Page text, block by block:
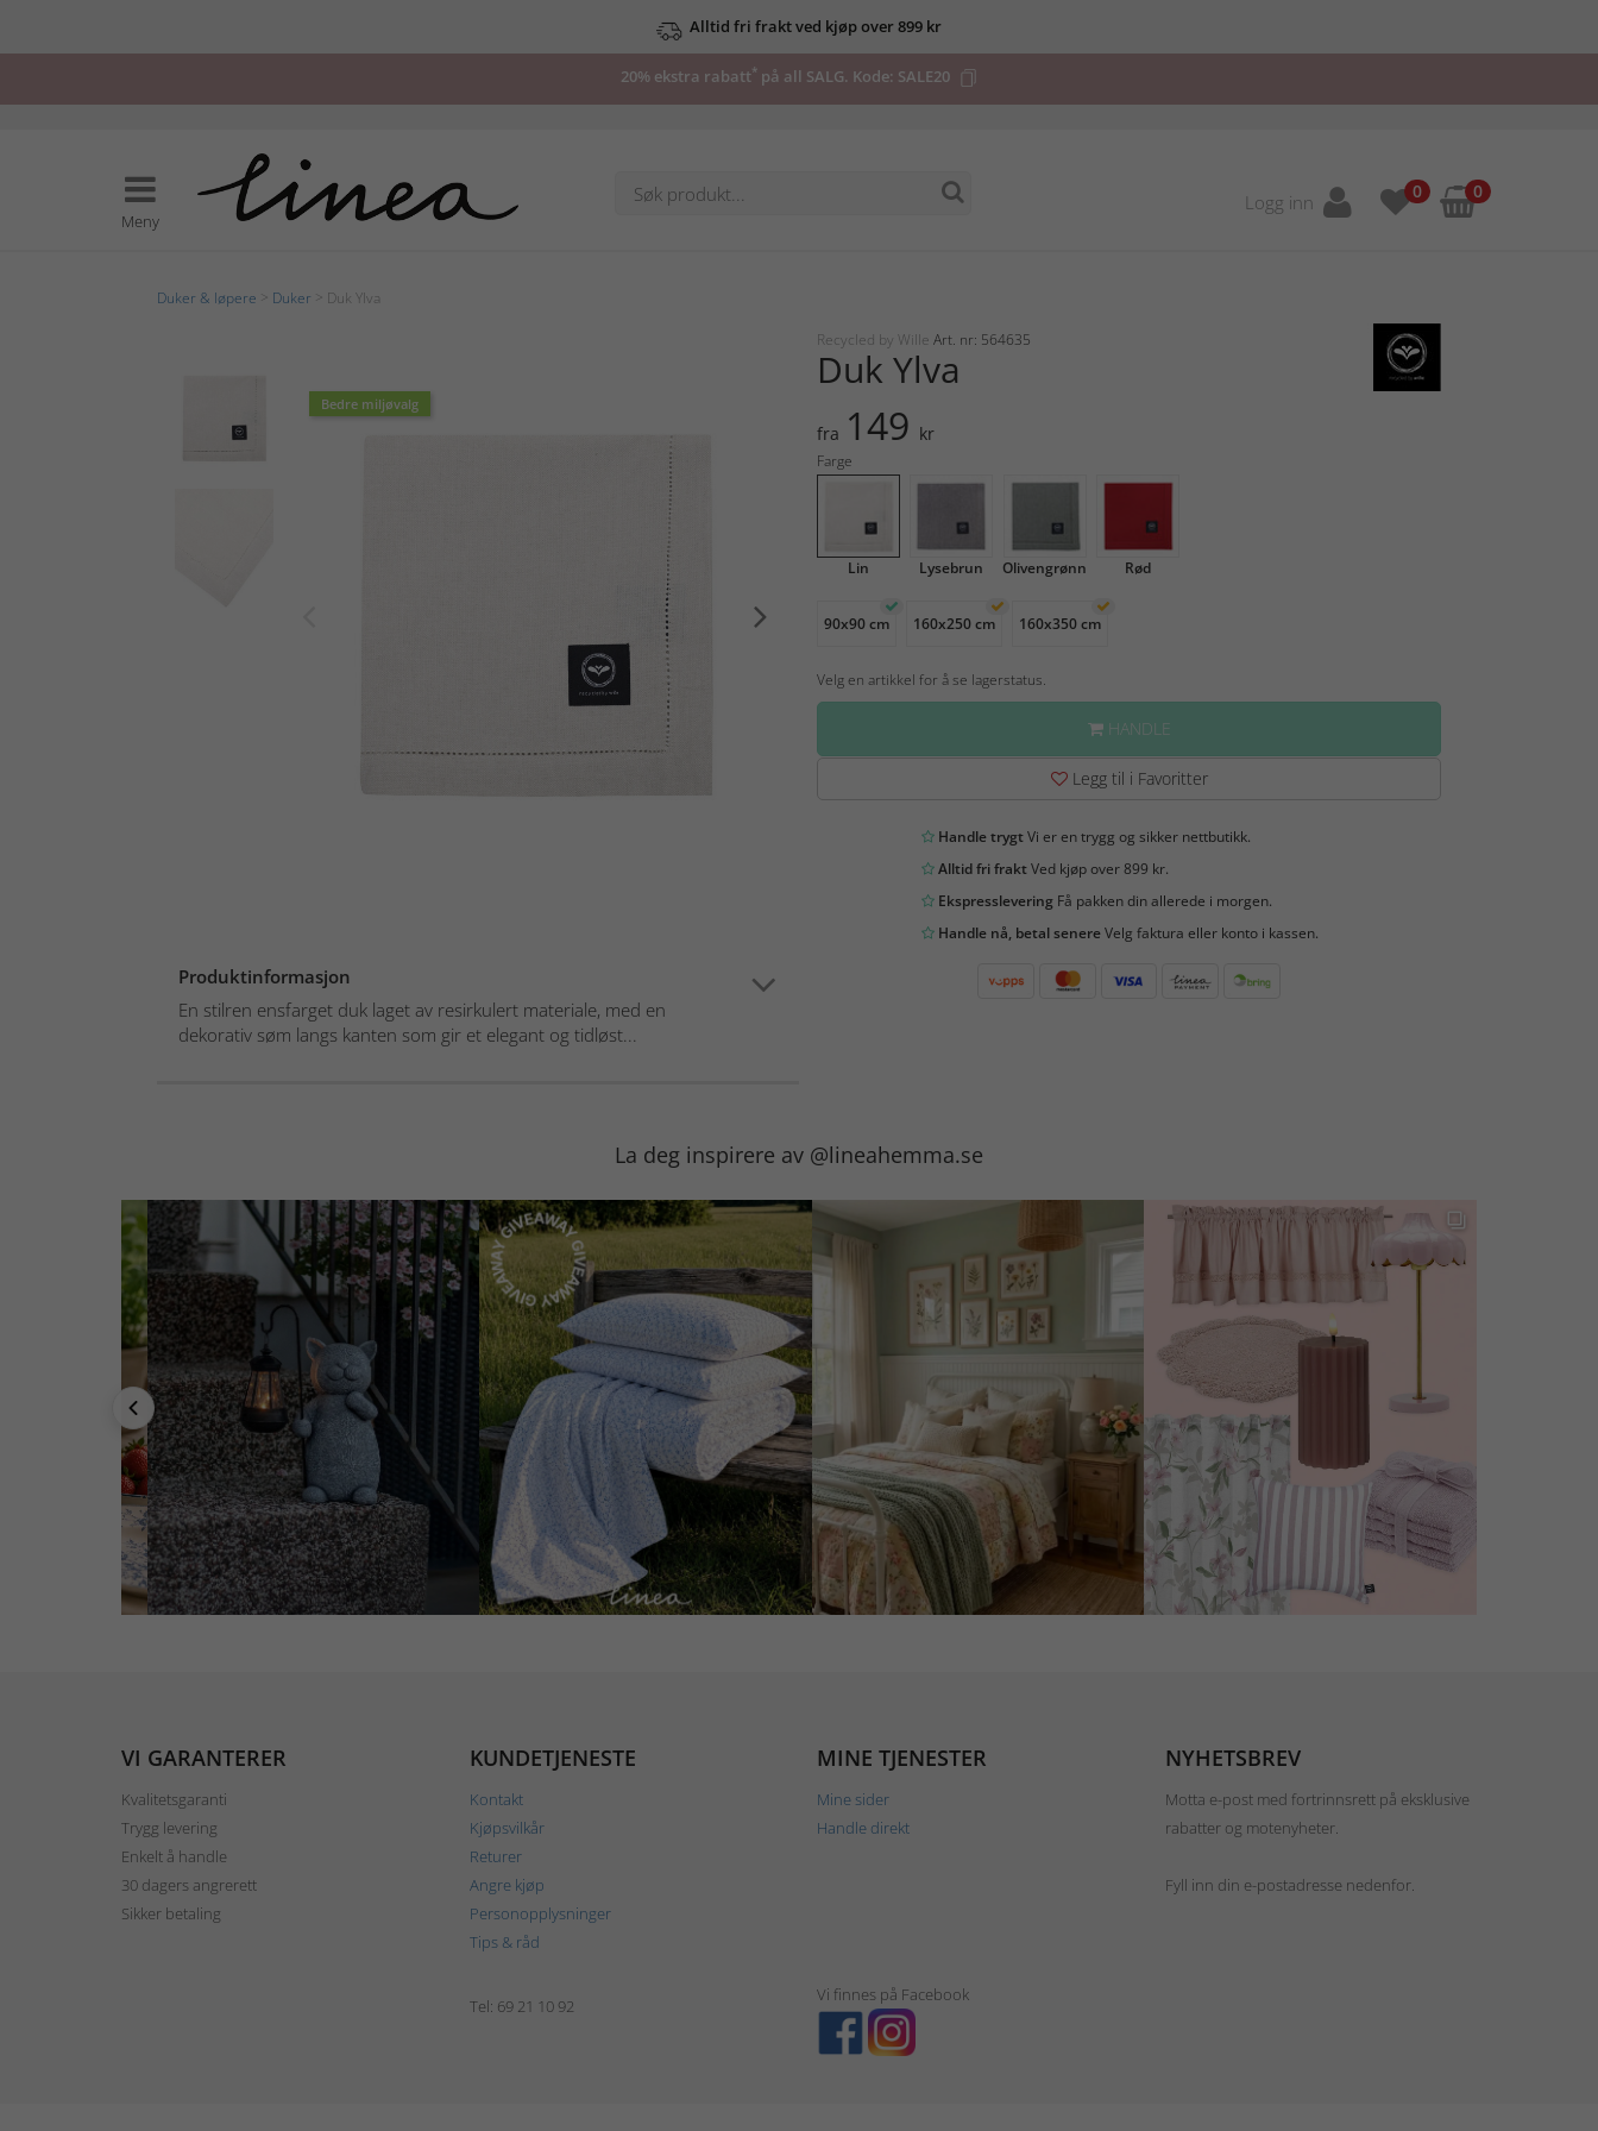
Alltid fri frakt ved kjøp over 899 kr
20% ekstra rabatt* på all SALG. Kode: SALE20
Meny
Logg inn 0 0
Duker & løpere Duker > Duk Ylva
Bedre miljøvalg
Produktinformasjon
En stilren ensfarget duk laget av resirkulert materiale, med en
dekorativ søm langs kanten som gir et elegant og tidløst...
Recycled by Wille Art. nr: 564635
Duk Ylva
fra 149 kr
Farge
Lin Lysebrun Olivengrønn Rød
90x90 cm 160x250 cm 160x350 cm
Velg en artikkel for å se lagerstatus.
HANDLE
Legg til i Favoritter
Handle trygtVi er en trygg og sikker nettbutikk.
Alltid fri fraktVed kjøp over 899 kr.
EkspressleveringFå pakken din allerede i morgen.
Handle nå, betal senereVelg faktura eller konto i kassen.
La deg inspirere av @lineahemma.se
VI GARANTERER
Kvalitetsgaranti
Trygg levering
Enkelt å handle
30 dagers angrerett
Sikker betaling
KUNDETJENESTE
Kontakt
Kjøpsvilkår
Returer
Angre kjøp
Personopplysninger
Tips & råd
MINE TJENESTER
Mine sider
Handle direkt
NYHETSBREV
Motta e-post med fortrinnsrett på eksklusive
rabatter og motenyheter.
Fyll inn din e-postadresse nedenfor.
Tel: 69 21 10 92
Vi finnes på Facebook